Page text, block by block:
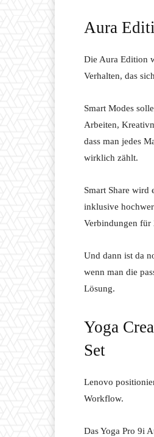
Aura
Die Aura Edition
Verhalten, das
Smart Modes
Arbeiten,
dass man jedes
wirklich zählt.
Smart Share wird
inklusive
Verbindungen für
Und dann ist da
wenn man die
Lösung.
Yoga
Set
Lenovo
Workflow.
Das Yoga Pro 9i